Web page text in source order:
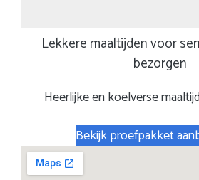
Lekkere maaltijden voor
bezorgen
Heerlijke en koelverse
Bekijk proefpakket